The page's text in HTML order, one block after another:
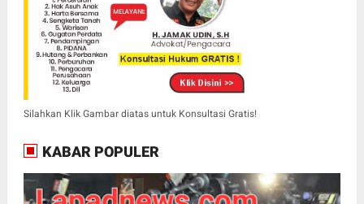
Silahkan Klik Gambar diatas untuk Konsultasi Gratis!
KABAR POPULER